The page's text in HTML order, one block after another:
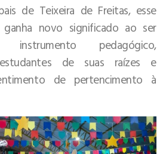
de Teixeira de Freitas, esse
novo significado ao ser
pedagógico,
de suas raízes e
de pertencimento à